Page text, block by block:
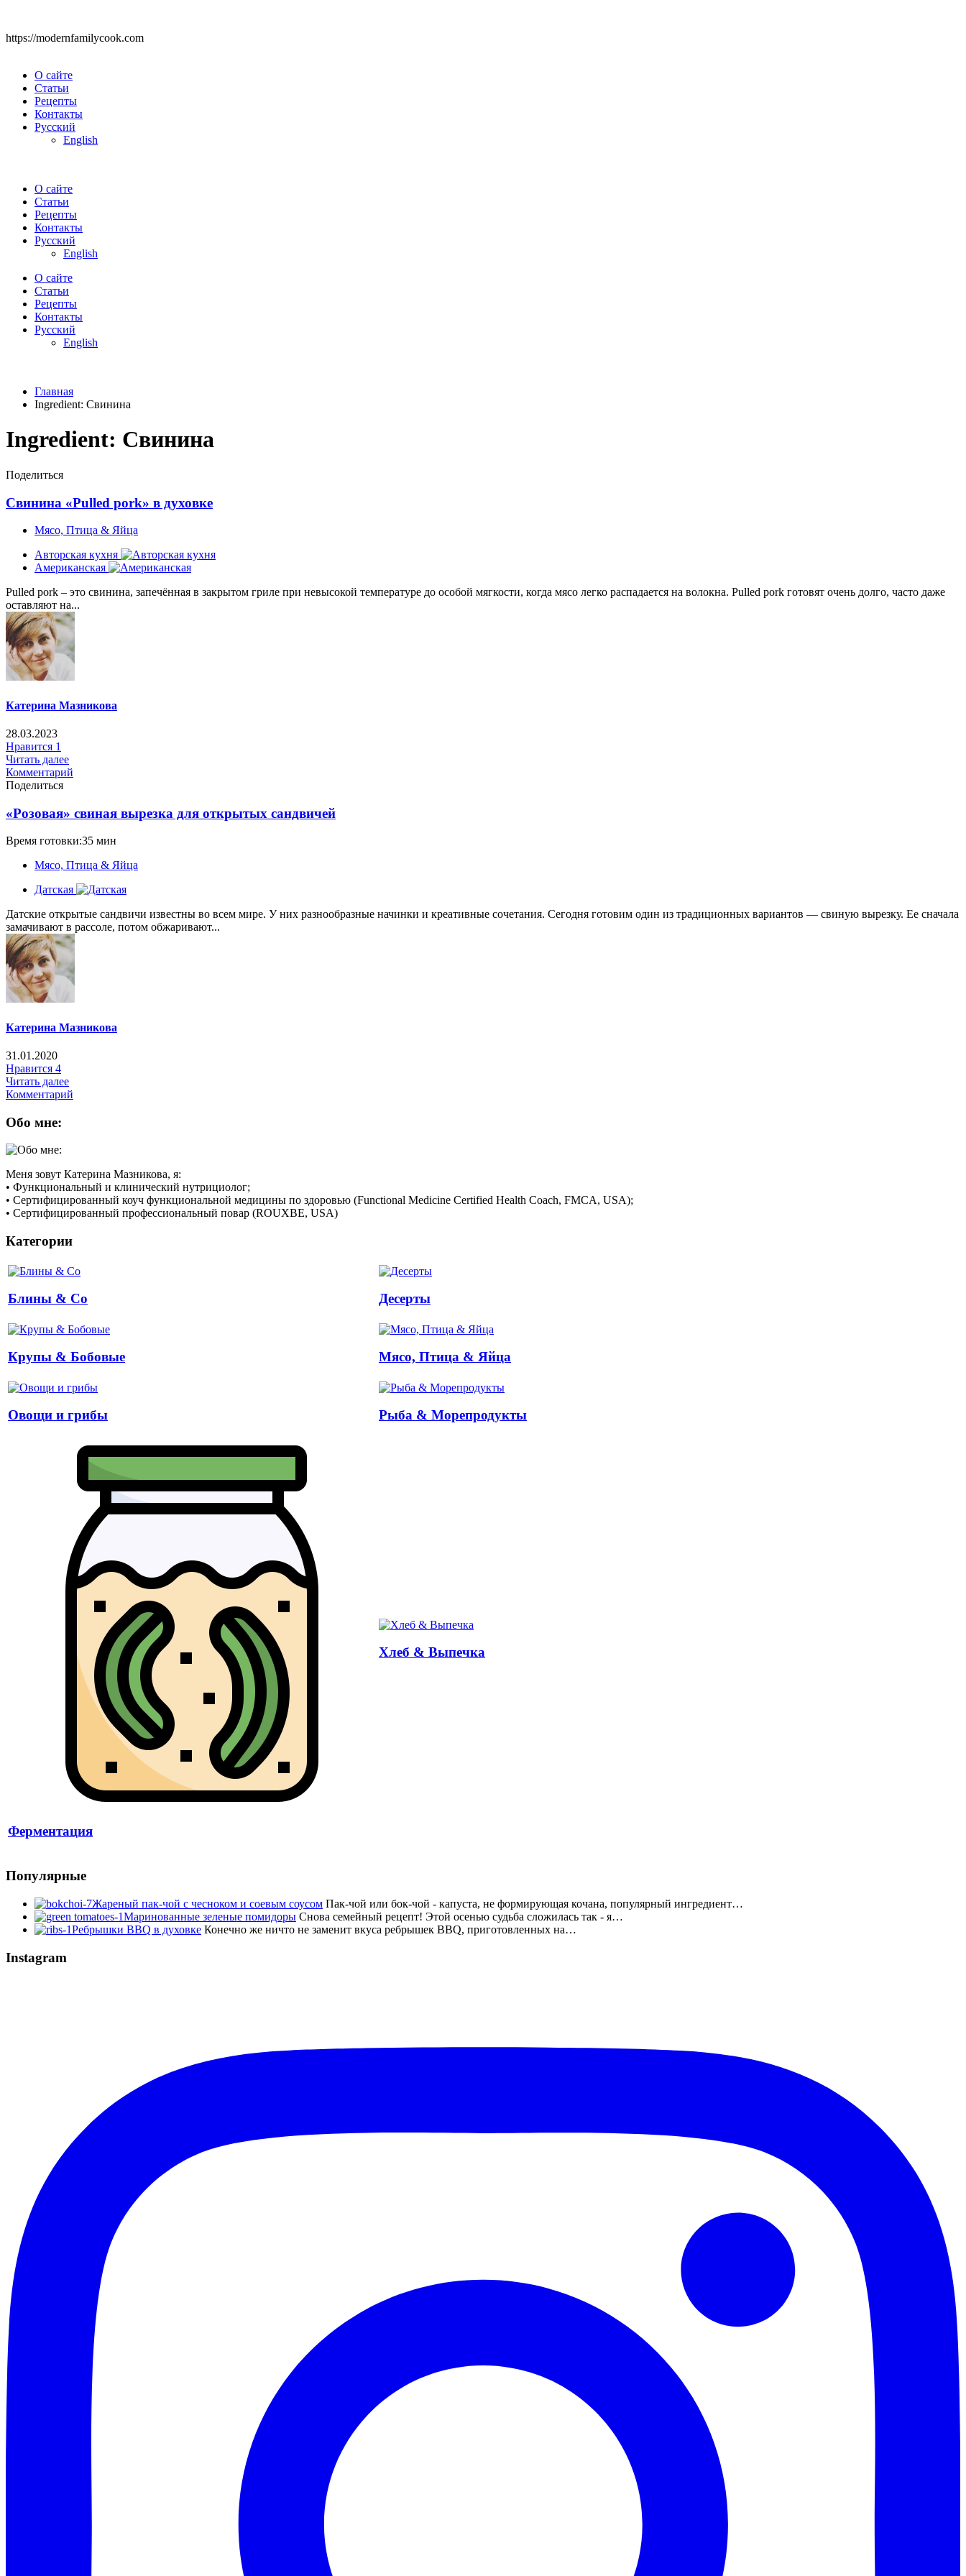
https://modernfamilycook.com
О сайте
Статьи
Рецепты
Контакты
Русский
English
О сайте
Статьи
Рецепты
Контакты
Русский
English
О сайте
Статьи
Рецепты
Контакты
Русский
English
Главная
Ingredient: Свинина
Ingredient: Свинина
Поделиться
Свинина «Pulled pork» в духовке
Мясо, Птица & Яйца
Авторская кухня
Американская
Pulled pork – это свинина, запечённая в закрытом гриле при невысокой температуре до особой мягкости, когда мясо легко распадается на волокна. Pulled pork готовят очень долго, часто даже
оставляют на...
Катерина Мазникова
28.03.2023
Нравится 1
Читать далее
Комментарий
Поделиться
«Розовая» свиная вырезка для открытых сандвичей
Время готовки:35 мин
Мясо, Птица & Яйца
Датская
Датские открытые сандвичи известны во всем мире. У них разнообразные начинки и креативные сочетания. Сегодня готовим один из традиционных вариантов — свиную вырезку. Ее сначала
замачивают в рассоле, потом обжаривают...
Катерина Мазникова
31.01.2020
Нравится 4
Читать далее
Комментарий
Обо мне:
Меня зовут Катерина Мазникова, я:
• Функциональный и клинический нутрициолог;
• Сертифицированный коуч функциональной медицины по здоровью (Functional Medicine Certified Health Coach, FMCA, USA);
• Сертифицированный профессиональный повар (ROUXBE, USA)
Категории
Блины & Co Десерты
Крупы & Бобовые Мясо, Птица & Яйца
Овощи и грибы Рыба & Mорепродукты
Ферментация
Хлеб & Выпечка
Популярные
Жареный пак-чой с чесноком и соевым соусом Пак-чой или бок-чой - капуста, не формирующая кочана, популярный ингредиент…
Маринованные зеленые помидоры Снова семейный рецепт! Этой осенью судьба сложилась так - я…
Ребрышки BBQ в духовке Конечно же ничто не заменит вкуса ребрышек BBQ, приготовленных на…
Instagram